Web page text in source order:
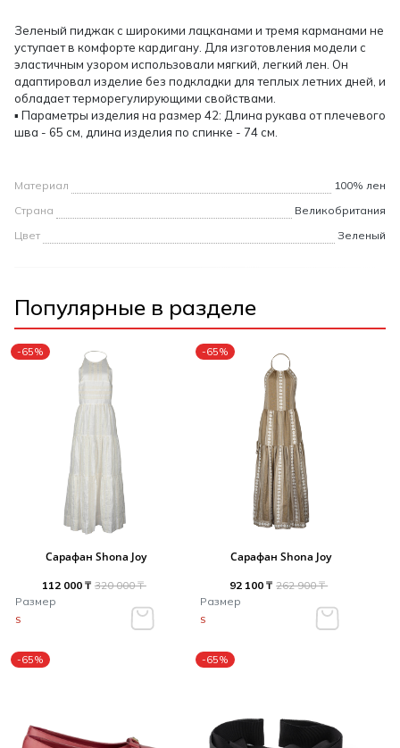
Зеленый пиджак с широкими лацканами и тремя карманами не
уступает в комфорте кардигану. Для изготовления модели с
эластичным узором использовали мягкий, легкий лен. Он
адаптировал изделие без подкладки для теплых летних дней, и
обладает терморегулирующими свойствами.
▪ Параметры изделия на размер 42: Длина рукава от плечевого
шва - 65 см, длина изделия по спинке - 74 см.
Материал
100% лен
Страна
Великобритания
Цвет
Зеленый
Популярные в разделе
-65%
Сарафан Shona Joy
112 000 ₸ 320 000 ₸
Размер
S
-65%
Сарафан Shona Joy
92 100 ₸ 262 900 ₸
Размер
S
-65% -65%